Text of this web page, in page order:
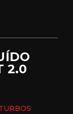
2.0